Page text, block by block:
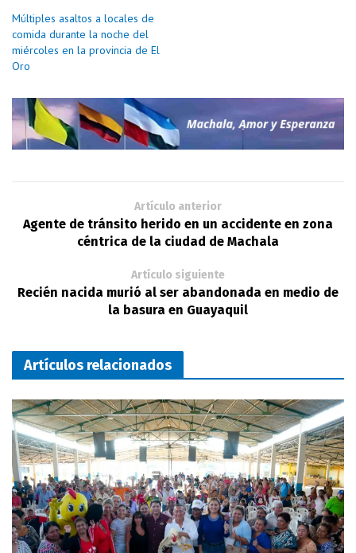
Múltiples asaltos a locales de
comida durante la noche del
miércoles en la provincia de El
Oro
Artículo anterior
Agente de tránsito herido en un accidente en zona
céntrica de la ciudad de Machala
Artículo siguiente
Recién nacida murió al ser abandonada en medio de
la basura en Guayaquil
Artículos relacionados